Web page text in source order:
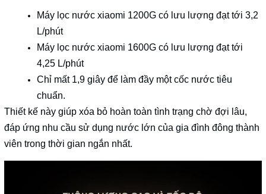
Máy lọc nước xiaomi 1200G có lưu lượng đạt tới 3,2
L/phút
Máy lọc nước xiaomi 1600G có lưu lượng đạt tới
4,25 L/phút
Chỉ mất 1,9 giây để làm đầy một cốc nước tiêu
chuẩn.
Thiết kế này giúp xóa bỏ hoàn toàn tình trạng chờ đợi lâu,
đáp ứng nhu cầu sử dụng nước lớn của gia đình đông thành
viên trong thời gian ngắn nhất.